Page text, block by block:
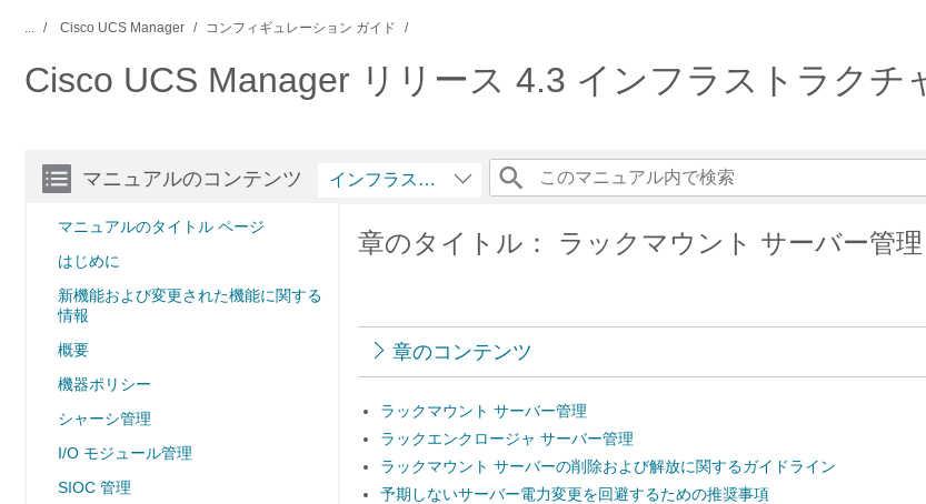
... Cisco UCS Manager コンフィギュレーション ガイド
Cisco UCS Manager リリース 4.3 インフラストラクチ
マニュアルのコンテンツ
マニュアルのタイトル ページ
はじめに
新機能および変更された機能に関する
情報
概要
機器ポリシー
シャーシ管理
I/O モジュール管理
SIOC 管理
インフラストラクチャ管理ガイド
章のタイトル： ラックマウント サーバー管理
章のコンテンツ
ラックマウント サーバー管理
ラックエンクロージャ サーバー管理
ラックマウント サーバーの削除および解放に関するガイドライン
予期しないサーバー電力変更を回避するための推奨事項